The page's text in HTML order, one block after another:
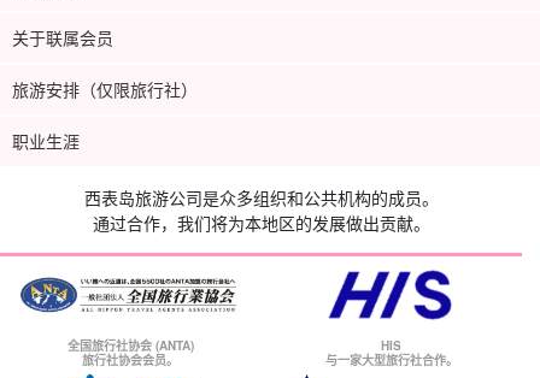
关于联属会员
旅游安排（仅限旅行社）
职业生涯
西表岛旅游公司是众多组织和公共机构的成员。
通过合作，我们将为本地区的发展做出贡献。
全国旅行社协会 (ANTA)
旅行社协会会员。
HIS
与一家大型旅行社合作。